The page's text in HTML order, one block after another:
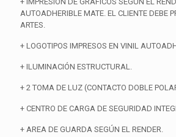
AUTOADHERIBLE MATE. EL CLIENTE DEBE
ARTES.
+ LOGOTIPOS IMPRESOS EN VINIL
+ ILUMINACIÓN ESTRUCTURAL.
+ 2 TOMA DE LUZ (CONTACTO DOBLE
+ CENTRO DE CARGA DE SEGURIDAD
+ AREA DE GUARDA SEGÚN EL RENDER.